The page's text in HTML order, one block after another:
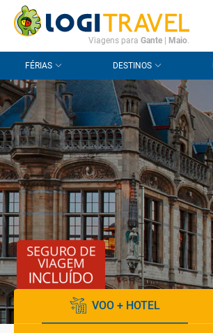
CONTACTO PERGUNTAS FREQUENTES
Viagens para Gante| Maio.
FÉRIAS DESTINOS
VOO + HOTEL